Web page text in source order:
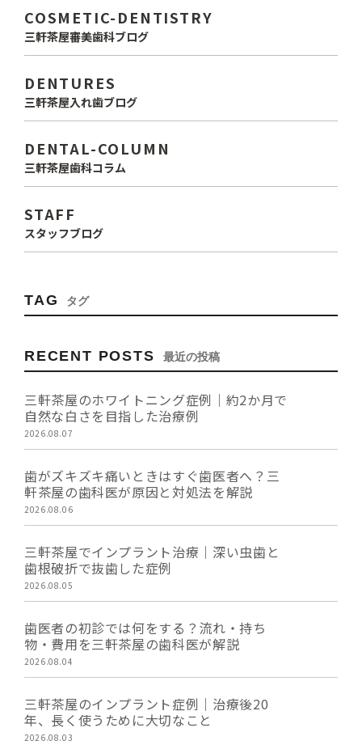
COSMETIC-DENTISTRY
三軒茶屋審美歯科ブログ
DENTURES
三軒茶屋入れ歯ブログ
DENTAL-COLUMN
三軒茶屋歯科コラム
STAFF
スタッフブログ
TAG タグ
RECENT POSTS 最近の投稿
三軒茶屋のホワイトニング症例｜約2か月で
自然な白さを目指した治療例
2026.08.07
歯がズキズキ痛いときはすぐ歯医者へ？三
軒茶屋の歯科医が原因と対処法を解説
2026.08.06
三軒茶屋でインプラント治療｜深い虫歯と
歯根破折で抜歯した症例
2026.08.05
歯医者の初診では何をする？流れ・持ち
物・費用を三軒茶屋の歯科医が解説
2026.08.04
三軒茶屋のインプラント症例｜治療後20
年、長く使うために大切なこと
2026.08.03